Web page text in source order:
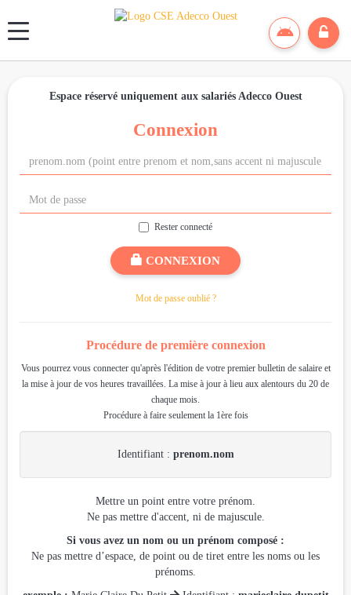
Espace réservé uniquement aux salariés Adecco Ouest
Connexion
Rester connecté
CONNEXION
Mot de passe oublié ?
Procédure de première connexion
Vous pourrez vous connecter qu'après l'édition de votre premier bulletin de salaire et
la mise à jour de vos heures travaillées. La mise à jour à lieu aux alentours du 20 de
chaque mois.
Procédure à faire seulement la 1ère fois
Identifiant : prenom.nom
Mettre un point entre votre prénom.
Ne pas mettre d'accent, ni de majuscule.
Si vous avez un nom ou un prénom composé :
Ne pas mettre d’espace, de point ou de tiret entre les noms ou les
prénoms.
Panneau de gestion des cookies